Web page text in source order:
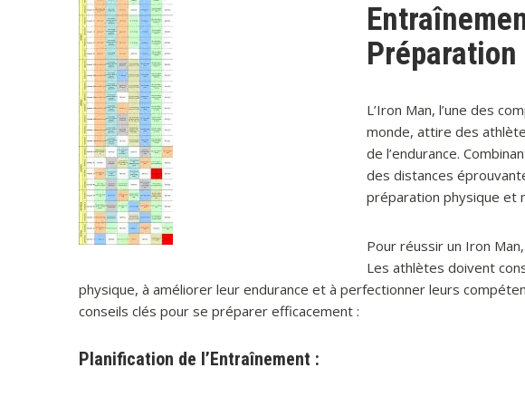
Préparation
L’Iron Man, l’une des
monde, attire des
de l’endurance.
des distances
préparation physique et
Pour réussir un Iron
Les athlètes doivent
physique, à améliorer leur endurance et à perfectionner leurs
conseils clés pour se préparer efficacement :
Planification de l’Entraînement :